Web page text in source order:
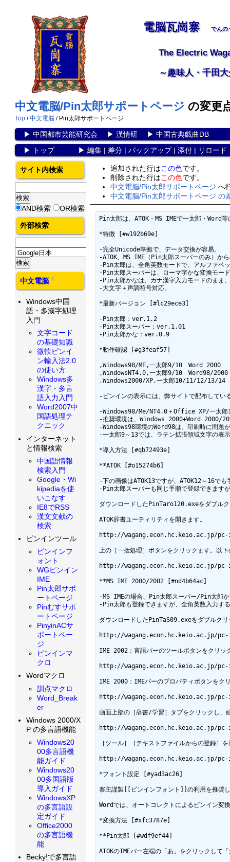
電脳瓦崗寨 でんの
The Electric
～趣味人・千田
中文電脳/Pin太郎サポートページ の変更
Top /中文電脳 / Pin太郎サポートページ
▶ 中国都市芸能研究会▶ 漢情研▶ 中国古典戯曲DB
▶
トップ▶ 編集| 差分| バックアップ| 添付| リロード
追加された行はこの色です。
削除された行はこの色です。
中文電脳/Pin太郎サポートページ へ
中文電脳/Pin太郎サポートページ の
Pin太郎は、ATOK・MS IMEで一太郎・Word
*特徴 [#w192b69e]
-完全Unicode準拠で、データ交換が容易。
-ATOK、MS IME（Pin太郎スーパーのみ）か
-Pin太郎は、全角英数モードで、アルファベ
-Pin太郎スーパーは、ローマ字かな変換モー
-Pin太郎かなは、カナ漢字入力モードのま
-大文字＋声調符号対応。
*最新バージョン [#lc29ece3]
-Pin太郎：ver.1.2
-Pin太郎スーパー：ver.1.01
-Pin太郎かな：ver.0.9
*動作確認 [#g3feaf57]
,Windows98/ME,一太郎9/10　Word 2000
,WindowsNT4.0,一太郎9/10　Word98/2000
,Windows2000/XP,一太郎10/11/12/13/
-ピンインの表示には、弊サイトで配布して
-Windows98/Me/NT4.0＋Office XP/一太郎
-推奨環境は、Windows 2000+Word 2000/
-Windows98環境のWord98は、印刷時に問題
-一太郎9～13では、ラテン拡張領域文字の
*導入方法 [#qb72493e]
**ATOK [#o15274b6]
-下の画像はATOK13ですが、ATOK12～16で
-Pin太郎スーパーも同じ手順で登録できま
ダウンロードしたPinTaro120.exeをダブル
ATOK辞書ユーティリティを開きます。
http://wagang.econ.hc.keio.ac.jp/
上の［一括処理］ボタンをクリックます。
http://wagang.econ.hc.keio.ac.jp/pc-
**MS IME 2000/2002 [#nd4b64ac]
-MS IMEの場合、Pin太郎スーパー/Pin太郎
-Pin太郎も登録できますが、全角英数入力す
ダウンロードしたPinTaS09.exeをダブルク
http://wagang.econ.hc.keio.ac.jp/
IME 2002：言語バーのツールボタンをクリッ
http://wagang.econ.hc.keio.ac.jp/
IME 2000：IMEバーのプロパティボタンをク
http://wagang.econ.hc.keio.ac.jp/
画面上部の［辞書/学習］タブをクリックし
http://wagang.econ.hc.keio.ac.jp/pc-
［ツール］［テキストファイルからの登
http://wagang.econ.hc.keio.ac.jp/pc-
*フォント設定 [#yad3ac26]
寨主謹製[[ピンインフォント]]の利用を推奨
Wordでは、オートコレクトによるピンイン
*変換方法 [#xfc3787e]
**Pin太郎 [#wdf9ef44]
ATOKのIMEバー左端の「あ」をクリックして
サイト内検索
AND検索 OR検索
外部検索
中文電脳 †
Windows中国
語・多漢字処理
入門
文字コード
の基礎知識
微軟ピンイ
ン輸入法2.0
の使い方
Windows多
漢字・多言
語入力入門
Word2007中
国語処理テ
クニック
インターネット
と情報検索
中国語情報
検索入門
Google・Wi
kipediaを使
いこなす
IE8でRSS
漢文文献の
検索
ピンインツール
ピンインフ
ォント
WGピンイン
IME
Pin太郎サポ
ートページ
Pinむすサポ
ートページ
PinyinACサ
ポートペー
ジ
ピンインマ
クロ
Wordマクロ
訓点マクロ
Word_Break
er
Windows 2000/X
P の多言語機能
Windows20
00多言語機
能ガイド
Windows20
00多国語版
導入ガイド
WindowsXP
の多言語設
定ガイド
Office2000
の多言語機
能
Becky!で多言語